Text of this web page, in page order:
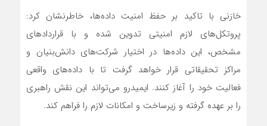
خازنی با تاکید بر حفظ امنیت داده‌ها، خاطرنشان کرد:
پروتکل‌های لازم امنیتی تدوین شده و با قراردادهای
مشخص، این داده‌ها در اختیار شرکت‌های دانش‌بنیان و
مراکز تحقیقاتی قرار خواهد گرفت تا با داده‌های واقعی
فعالیت خود را آغاز کنند. ایمیدرو می‌تواند این نقش راهبری
را بر عهده گرفته و زیرساخت و امکانات لازم را فراهم کند.